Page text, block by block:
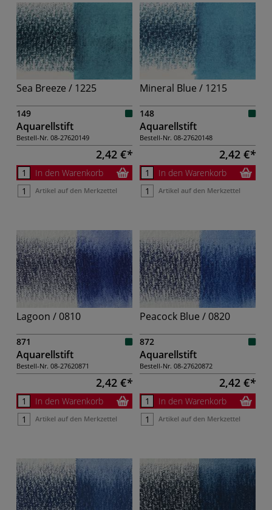
Sea Breeze / 1225
149
Aquarellstift
Bestell-Nr. 08-27620149
2,42 €
In den Warenkorb
Artikel auf den Merkzettel
Mineral Blue / 1215
148
Aquarellstift
Bestell-Nr. 08-27620148
2,42 €
In den Warenkorb
Artikel auf den Merkzettel
Lagoon / 0810
871
Aquarellstift
Bestell-Nr. 08-27620871
2,42 €
In den Warenkorb
Artikel auf den Merkzettel
Peacock Blue / 0820
872
Aquarellstift
Bestell-Nr. 08-27620872
2,42 €
In den Warenkorb
Artikel auf den Merkzettel